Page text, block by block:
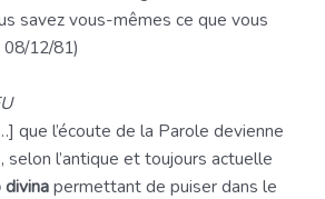
savez vous-mêmes ce que vous
08/12/81)
que l’écoute de la Parole devienne
selon l’antique et toujours actuelle
permettant de puiser dans le